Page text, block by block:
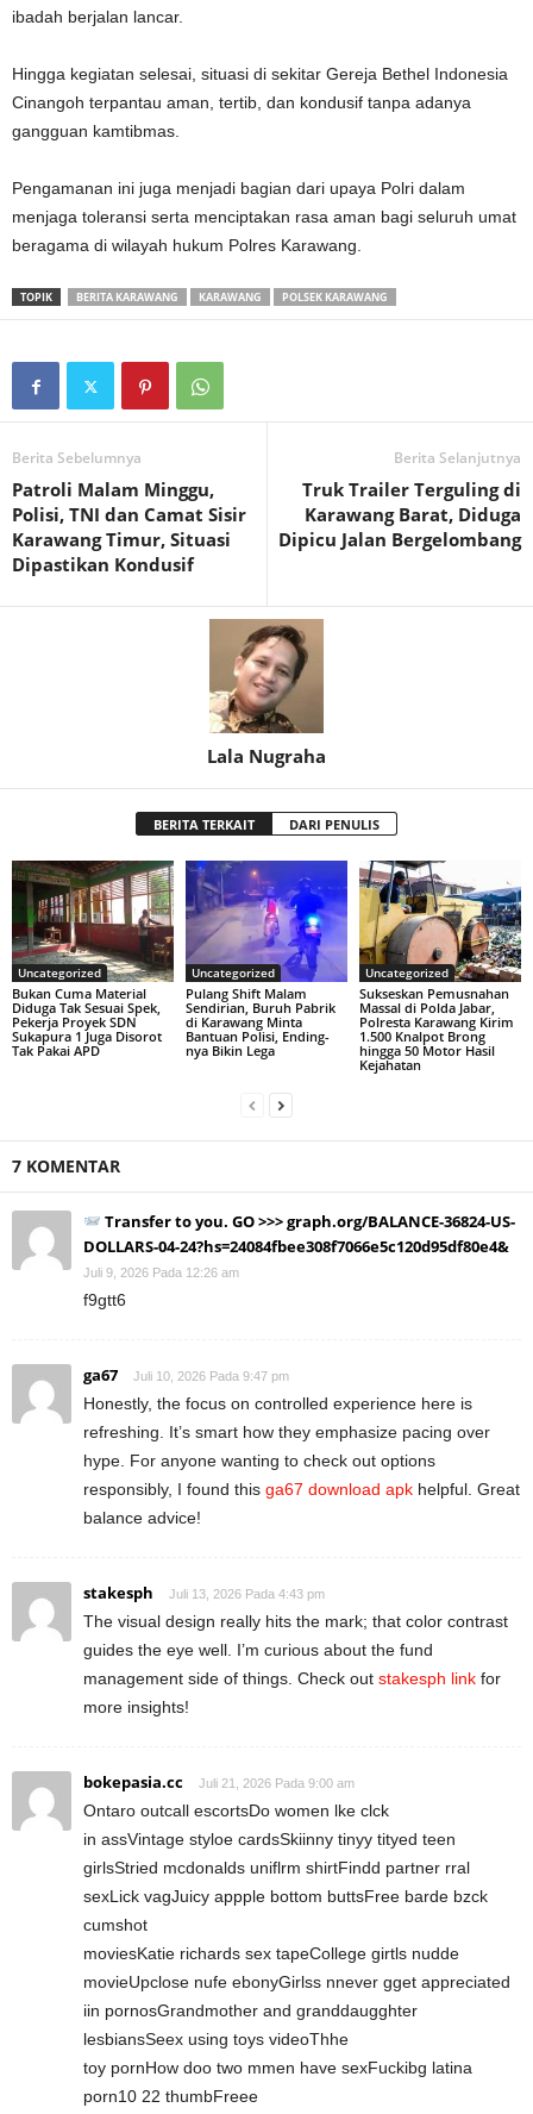
ibadah berjalan lancar.
Hingga kegiatan selesai, situasi di sekitar Gereja Bethel Indonesia
Cinangoh terpantau aman, tertib, dan kondusif tanpa adanya
gangguan kamtibmas.
Pengamanan ini juga menjadi bagian dari upaya Polri dalam
menjaga toleransi serta menciptakan rasa aman bagi seluruh umat
beragama di wilayah hukum Polres Karawang.
TOPIK BERITA KARAWANG KARAWANG POLSEK KARAWANG
Berita Sebelumnya
Patroli Malam Minggu,
Polisi, TNI dan Camat Sisir
Karawang Timur, Situasi
Dipastikan Kondusif
Berita Selanjutnya
Truk Trailer Terguling di
Karawang Barat, Diduga
Dipicu Jalan Bergelombang
Lala Nugraha
BERITA TERKAIT DARI PENULIS
Uncategorized
Bukan Cuma Material
Diduga Tak Sesuai Spek,
Pekerja Proyek SDN
Sukapura 1 Juga Disorot
Tak Pakai APD
Uncategorized
Pulang Shift Malam
Sendirian, Buruh Pabrik
di Karawang Minta
Bantuan Polisi, Ending-
nya Bikin Lega
Uncategorized
Sukseskan Pemusnahan
Massal di Polda Jabar,
Polresta Karawang Kirim
1.500 Knalpot Brong
hingga 50 Motor Hasil
Kejahatan
7 KOMENTAR
Transfer to you. GO >>> graph.org/BALANCE-36824-US-
DOLLARS-04-24?hs=24084fbee308f7066e5c120d95df80e4&
Juli 9, 2026 Pada 12:26 am
f9gtt6
ga67 Juli 10, 2026 Pada 9:47 pm
Honestly, the focus on controlled experience here is
refreshing. It’s smart how they emphasize pacing over
hype. For anyone wanting to check out options
responsibly, I found this ga67 download apk helpful. Great
balance advice!
stakesph Juli 13, 2026 Pada 4:43 pm
The visual design really hits the mark; that color contrast
guides the eye well. I’m curious about the fund
management side of things. Check out stakesph link for
more insights!
bokepasia.cc Juli 21, 2026 Pada 9:00 am
Ontaro outcall escortsDo women lke clck
in assVintage styloe cardsSkiinny tinyy tityed teen
girlsStried mcdonalds uniflrm shirtFindd partner rral
sexLick vagJuicy appple bottom buttsFree barde bzck
cumshot
moviesKatie richards sex tapeCollege girtls nudde
movieUpclose nufe ebonyGirlss nnever gget appreciated
iin pornosGrandmother and granddaugghter
lesbiansSeex using toys videoThhe
toy pornHow doo two mmen have sexFuckibg latina
porn10 22 thumbFreee